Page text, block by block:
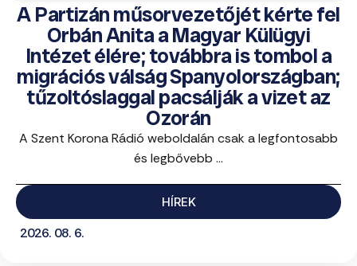
A Partizán műsorvezetőjét kérte fel
Orbán Anita a Magyar Külügyi
Intézet élére; továbbra is tombol a
migrációs válság Spanyolországban;
tűzoltóslaggal pacsálják a vizet az
Ozorán
A Szent Korona Rádió weboldalán csak a legfontosabb
és legbővebb ...
HÍREK
2026. 08. 6.